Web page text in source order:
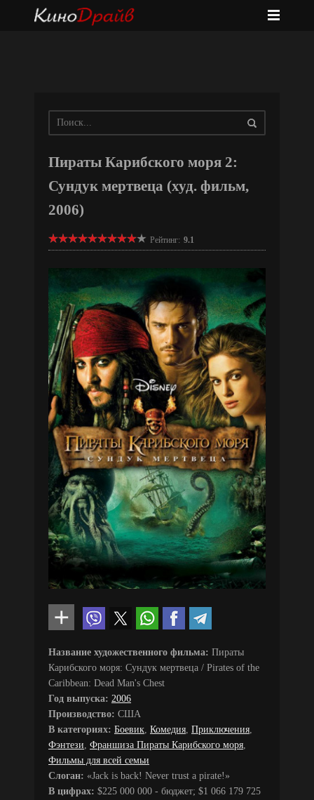
Пираты Карибского моря 2:
Сундук мертвеца (худ. фильм,
2006)
Рейтинг: 9.1
Название художественного фильма: Пираты
Карибского моря: Сундук мертвеца / Pirates of the
Caribbean: Dead Man's Chest
Год выпуска: 2006
Производство: США
В категориях: Боевик Комедия Приключения
Фэнтези Франшиза Пираты Карибского моря
Фильмы для всей семьи
Слоган: «Jack is back! Never trust a pirate!»
В цифрах: $225 000 000 - бюджет; $1 066 179 725